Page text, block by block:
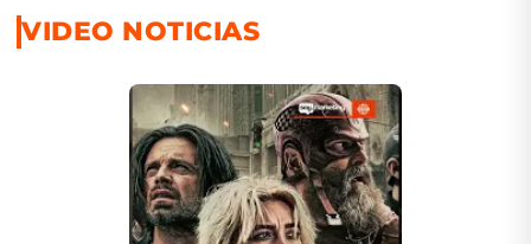
VIDEO NOTICIAS